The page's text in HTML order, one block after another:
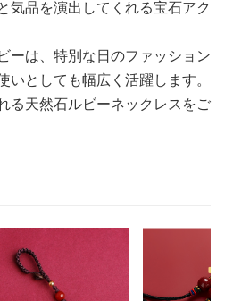
気品を演出してくれる宝石アク
ーは、特別な日のファッション
としても幅広く活躍します。
る天然石ルビーネックレスをご